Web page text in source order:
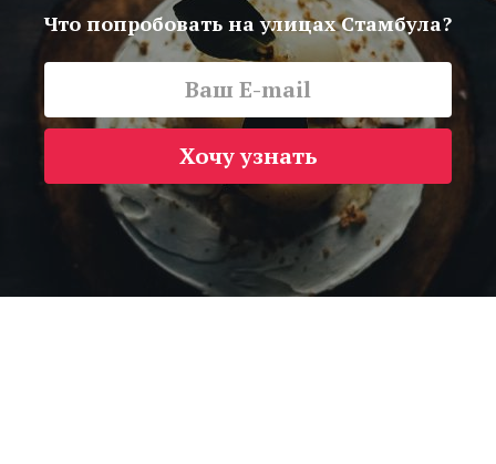
Что попробовать на улицах Стамбула?
Хочу узнать